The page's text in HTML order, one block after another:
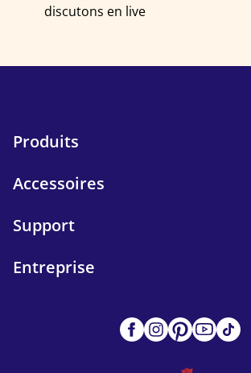
discutons en live
Produits
Accessoires
Support
Entreprise